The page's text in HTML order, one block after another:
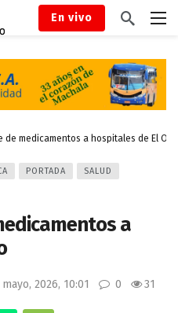
En vivo
de medicamentos a hospitales de El Oro
PORTADA SALUD
a
2026, 10:01 0 31